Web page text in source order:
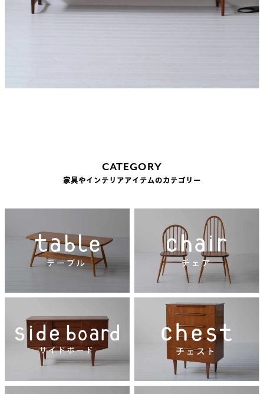
CATEGORY
家具やインテリアアイテムのカテゴリー